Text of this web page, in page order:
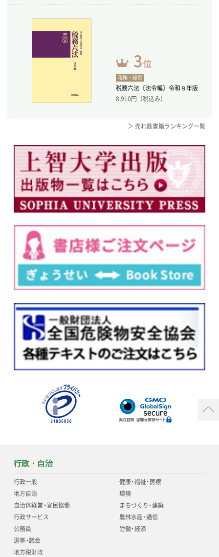
税務・経営
税務六法〔法令編〕令和８年版
8,910円（税込み）
＞ 売れ筋書籍ランキング一覧
行政・自治
行政一般
地方自治
自治体経営・官民協働
行政サービス
公務員
選挙・議会
地方税財政
健康・福祉・医療
環境
まちづくり・建築
農林水産・通信
労働・経済